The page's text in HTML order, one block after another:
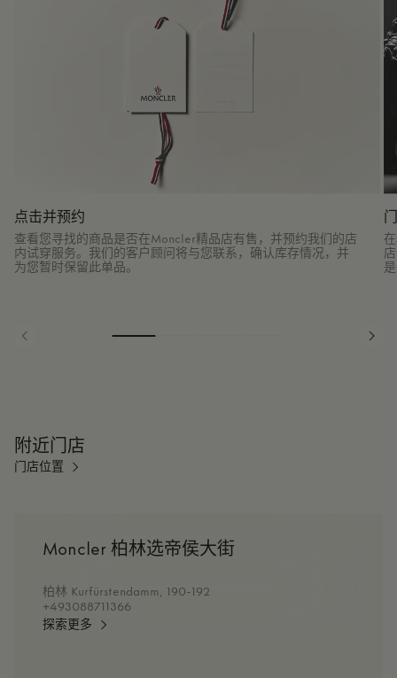
点击并预约
查看您寻找的商品是否在Moncler精品店有售，并预约我们的店
内试穿服务。我们的客户顾问将与您联系，确认库存情况，并
为您暂时保留此单品。
附近门店
门店位置
Moncler 柏林选帝侯大街
柏林 Kurfürstendamm, 190-192
+493088711366
探索更多